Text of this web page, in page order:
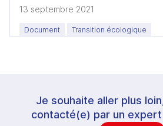
13 septembre 2021
Document Transition écologique
Je souhaite aller plus
contacté(e) par un